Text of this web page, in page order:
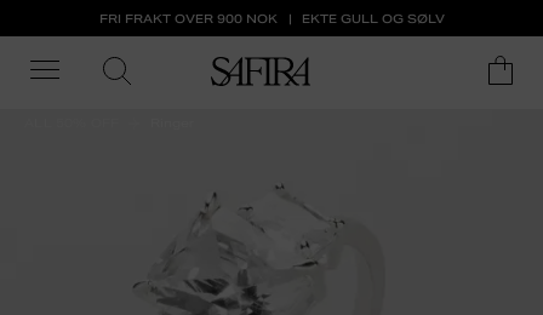
FRI FRAKT OVER 900 NOK EKTE GULL OG SØLV